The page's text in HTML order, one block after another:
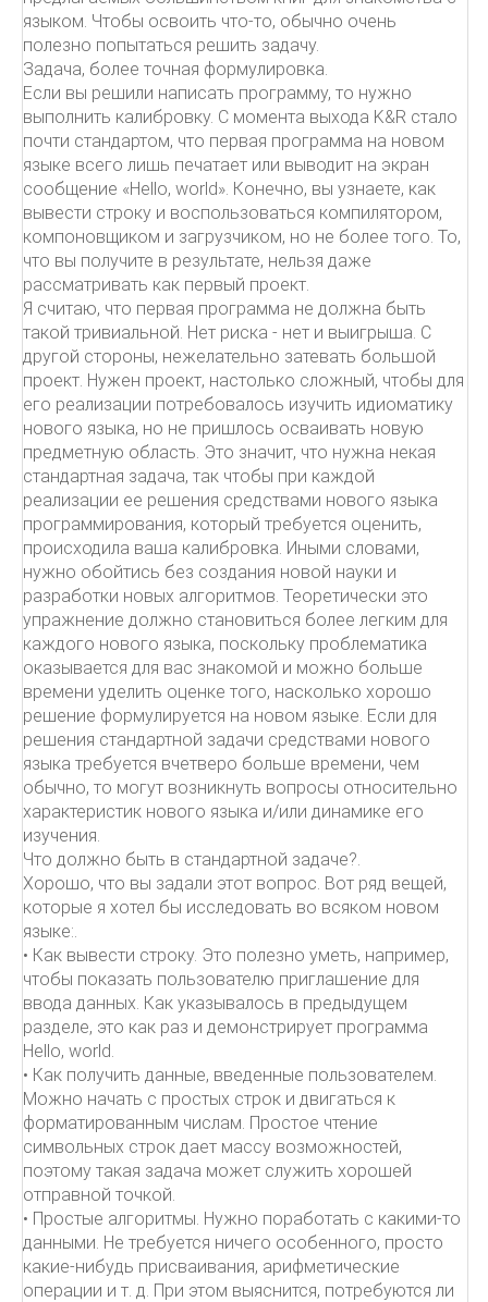
языком. Чтобы освоить что-то, обычно очень
полезно попытаться решить задачу.
Задача, более точная формулировка.
Если вы решили написать программу, то нужно
выполнить калибровку. С момента выхода K&R стало
почти стандартом, что первая программа на новом
языке всего лишь печатает или выводит на экран
сообщение «Hello, world». Конечно, вы узнаете, как
вывести строку и воспользоваться компилятором,
компоновщиком и загрузчиком, но не более того. То,
что вы получите в результате, нельзя даже
рассматривать как первый проект.
Я считаю, что первая программа не должна быть
такой тривиальной. Нет риска - нет и выигрыша. С
другой стороны, нежелательно затевать большой
проект. Нужен проект, настолько сложный, чтобы для
его реализации потребовалось изучить идиоматику
нового языка, но не пришлось осваивать новую
предметную область. Это значит, что нужна некая
стандартная задача, так чтобы при каждой
реализации ее решения средствами нового языка
программирования, который требуется оценить,
происходила ваша калибровка. Иными словами,
нужно обойтись без создания новой науки и
разработки новых алгоритмов. Теоретически это
упражнение должно становиться более легким для
каждого нового языка, поскольку проблематика
оказывается для вас знакомой и можно больше
времени уделить оценке того, насколько хорошо
решение формулируется на новом языке. Если для
решения стандартной задачи средствами нового
языка требуется вчетверо больше времени, чем
обычно, то могут возникнуть вопросы относительно
характеристик нового языка и/или динамике его
изучения.
Что должно быть в стандартной задаче?.
Хорошо, что вы задали этот вопрос. Вот ряд вещей,
которые я хотел бы исследовать во всяком новом
языке:.
• Как вывести строку. Это полезно уметь, например,
чтобы показать пользователю приглашение для
ввода данных. Как указывалось в предыдущем
разделе, это как раз и демонстрирует программа
Hello, world.
• Как получить данные, введенные пользователем.
Можно начать с простых строк и двигаться к
форматированным числам. Простое чтение
символьных строк дает массу возможностей,
поэтому такая задача может служить хорошей
отправной точкой.
• Простые алгоритмы. Нужно поработать с какими-то
данными. Не требуется ничего особенного, просто
какие-нибудь присваивания, арифметические
операции и т. д. При этом выяснится, потребуются ли